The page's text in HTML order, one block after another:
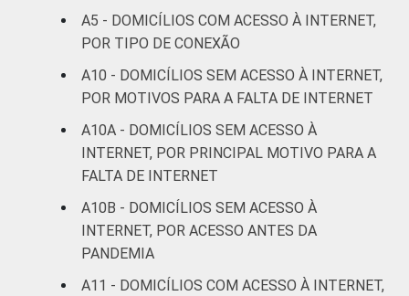
brasileiros - TIC Domicílios 2020 (Edição
COVID-19 - Metodologia adaptada).
computador todo aquele que menciona ao
menos um entre os seguintes tipos:
computador de mesa, notebook e tablet.
A5 - DOMICÍLIOS COM ACESSO À INTERNET,
POR TIPO DE CONEXÃO
A10 - DOMICÍLIOS SEM ACESSO À INTERNET,
POR MOTIVOS PARA A FALTA DE INTERNET
A10A - DOMICÍLIOS SEM ACESSO À
INTERNET, POR PRINCIPAL MOTIVO PARA A
FALTA DE INTERNET
A10B - DOMICÍLIOS SEM ACESSO À
INTERNET, POR ACESSO ANTES DA
PANDEMIA
A11 - DOMICÍLIOS COM ACESSO À INTERNET,